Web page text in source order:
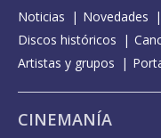
Noticias Novedades
Discos históricos
Artistas y grupos
CINEMANÍA